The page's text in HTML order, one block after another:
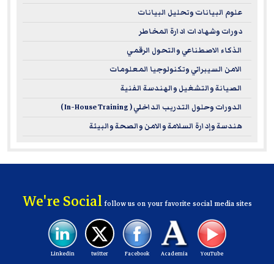
علوم البيانات وتحليل البيانات
دورات وشهادات ادارة المخاطر
الذكاء الاصطناعي والتحول الرقمي
الامن السيبراني وتكنولوجيا المعلومات
الصيانة والتشغيل والهندسة الفنية
الدورات وحلول التدريب الداخلي ( In-House Training )
هندسة وإدارة السلامة والامن والصحة والبيئة
We're Socialfollow us on your favorite social media sites
YouTube
Academia
Facebook
twitter
Linkedin